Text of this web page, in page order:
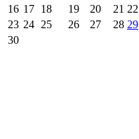
16 17 18 19 20 21 22
23 24 25 26 27 28 29
30